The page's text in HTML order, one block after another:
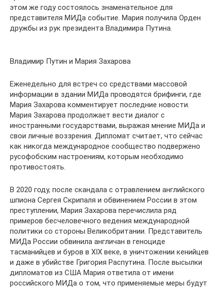
этом же году состоялось знаменательное для
представителя МИДа событие. Мария получила Орден
дружбы из рук президента Владимира Путина.
Владимир Путин и Мария Захарова
Еженедельно для встреч со средствами массовой
информации в здании МИДа проводятся брифинги, где
Мария Захарова комментирует последние новости.
Мария Захарова продолжает вести диалог с
иностранными государствами, выражая мнение МИДа и
свои личные воззрения. Дипломат считает, что сейчас
как никогда международное сообщество подвержено
русофобским настроениям, которым необходимо
противостоять.
В 2020 году, после скандала с отравлением английского
шпиона Сергея Скрипаля и обвинением России в этом
преступлении, Мария Захарова перечислила ряд
примеров бесчеловечного ведения международной
политики со стороны Великобритании. Представитель
МИДа России обвинила англичан в геноциде
тасманийцев и буров в XIX веке, в уничтожении кенийцев
и даже в убийстве Григория Распутина. После высылки
дипломатов из США Мария ответила от имени
российского МИДа о том, что применяемые меры будут